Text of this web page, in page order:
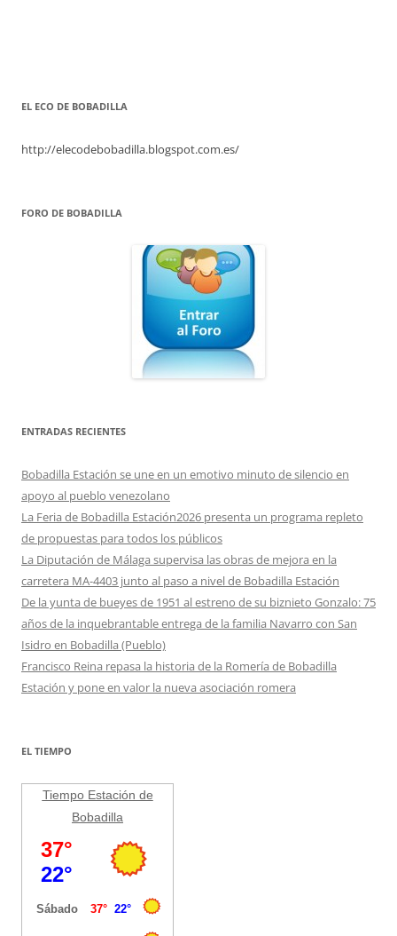
EL ECO DE BOBADILLA
http://elecodebobadilla.blogspot.com.es/
FORO DE BOBADILLA
ENTRADAS RECIENTES
Bobadilla Estación se une en un emotivo minuto de silencio en
apoyo al pueblo venezolano
La Feria de Bobadilla Estación2026 presenta un programa repleto
de propuestas para todos los públicos
La Diputación de Málaga supervisa las obras de mejora en la
carretera MA-4403 junto al paso a nivel de Bobadilla Estación
De la yunta de bueyes de 1951 al estreno de su biznieto Gonzalo: 75
años de la inquebrantable entrega de la familia Navarro con San
Isidro en Bobadilla (Pueblo)
Francisco Reina repasa la historia de la Romería de Bobadilla
Estación y pone en valor la nueva asociación romera
EL TIEMPO
Tiempo Estación de
Bobadilla